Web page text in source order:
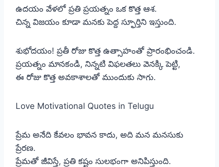
ఉదయం వేళలో ప్రతి ప్రయత్నం ఒక కొత్త ఆశ.
చిన్న విజయం కూడా మనకు పెద్ద స్ఫూర్తిని ఇస్తుంది.
శుభోదయం! ప్రతీ రోజు కొత్త ఉత్సాహంతో ప్రారంభించండి.
ప్రయత్నం మానకండి, నిన్నటి విఫలతలు వెనక్కి పెట్టి,
ఈ రోజు కొత్త అవకాశాలతో ముందుకు సాగు.
Love Motivational Quotes in Telugu
ప్రేమ అనేది కేవలం భావన కాదు, అది మన మనసుకు
ప్రేరణ.
ప్రేమతో జీవిస్తే, ప్రతి కష్టం సులభంగా అనిపిస్తుంది.